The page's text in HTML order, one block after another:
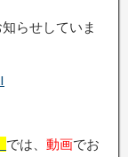
らせしていま
では、 動画でお